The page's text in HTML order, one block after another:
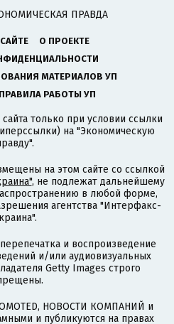
ПРАВДА
О ПРОЕКТЕ
МАТЕРИАЛОВ УП
РАБОТЫ УП
только при условии ссылки
на "Экономическую
на этом сайте со ссылкой
, не подлежат дальнейшему
в любой форме,
агентства "Интерфакс-
и воспроизведение
и/или аудиовизуальных
Getty Images строго
НОВОСТИ КОМПАНИЙ и
и публикуются на правах